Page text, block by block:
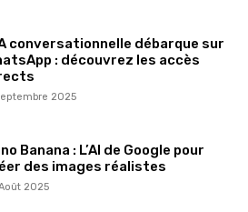
conversationnelle débarque sur
: découvrez les accès
2025
Banana : L’AI de Google pour
des images réalistes
2025